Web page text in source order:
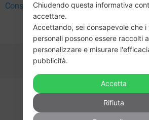
Consenso
Copyright © 2026 Vendita Vinili Usati |
Chiudendo questa informativa
accettare.
Accettando, sei consapevole che i
personali possono essere raccolti
personalizzare e misurare
pubblicità.
Accetta
Rifiuta
Dal 29 luglio al 31
pausa estiva. Gli ordini
saranno spediti
Torniamo il 1